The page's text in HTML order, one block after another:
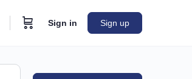
Sign in Sign up